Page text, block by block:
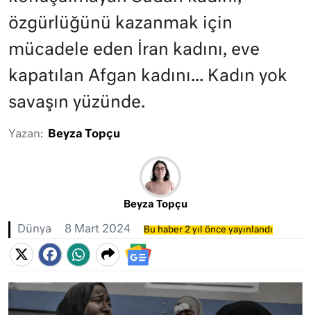
özgürlüğünü kazanmak için
mücadele eden İran kadını, eve
kapatılan Afgan kadını... Kadın yok
savaşın yüzünde.
Yazan: Beyza Topçu
Beyza Topçu
Dünya 8 Mart 2024 Bu haber 2 yıl önce yayınlandı